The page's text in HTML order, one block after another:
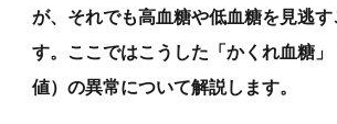
が、それでも高血糖や低血糖を見逃す
す。ここではこうした「かくれ血糖
値）の異常について解説します。